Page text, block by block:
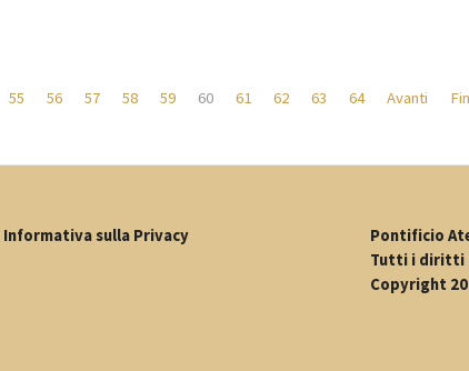
55 56 57 58 59 60 61 62 63 64 Avanti
Informativa sulla Privacy
Pontificio
Tutti i diritti
Copyright